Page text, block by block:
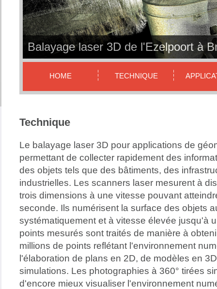
Balayage laser 3D de l'Ezelpoort à
HOME TECHNIQUE
Technique
Le balayage laser 3D pour applications de
permettant de collecter rapidement des
des objets tels que des bâtiments, des
industrielles. Les scanners laser mesurent à
trois dimensions à une vitesse pouvant
seconde. Ils numérisent la surface des objets
systématiquement et à vitesse élevée jusqu'à
points mesurés sont traités de manière à
millions de points reflétant l'environnement
l'élaboration de plans en 2D, de modèles en
simulations. Les photographies à 360° tirées
d'encore mieux visualiser l'environnement